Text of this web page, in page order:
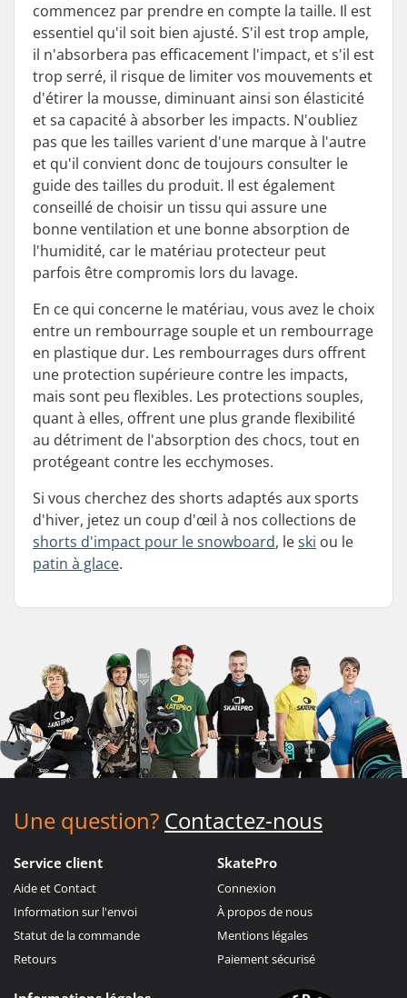
commencez par prendre en compte la taille. Il est
essentiel qu'il soit bien ajusté. S'il est trop ample,
il n'absorbera pas efficacement l'impact, et s'il est
trop serré, il risque de limiter vos mouvements et
d'étirer la mousse, diminuant ainsi son élasticité
et sa capacité à absorber les impacts. N'oubliez
pas que les tailles varient d'une marque à l'autre
et qu'il convient donc de toujours consulter le
guide des tailles du produit. Il est également
conseillé de choisir un tissu qui assure une
bonne ventilation et une bonne absorption de
l'humidité, car le matériau protecteur peut
parfois être compromis lors du lavage.
En ce qui concerne le matériau, vous avez le choix
entre un rembourrage souple et un rembourrage
en plastique dur. Les rembourrages durs offrent
une protection supérieure contre les impacts,
mais sont peu flexibles. Les protections souples,
quant à elles, offrent une plus grande flexibilité
au détriment de l'absorption des chocs, tout en
protégeant contre les ecchymoses.
Si vous cherchez des shorts adaptés aux sports
d'hiver, jetez un coup d'œil à nos collections de
shorts d'impact pour le snowboard, leski ou le
patin à glace.
Une question? Contactez-nous
Service client
Aide et Contact
Information sur l'envoi
Statut de la commande
Retours
SkatePro
Connexion
À propos de nous
Mentions légales
Paiement sécurisé